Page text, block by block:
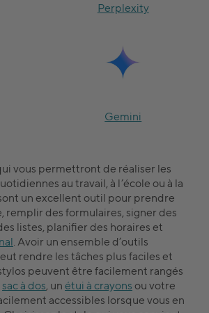
Perplexity
Gemini
vous permettront de réaliser les
au travail, à l’école ou à la
un excellent outil pour prendre
remplir des formulaires, signer des
listes, planifier des horaires et
. Avoir un ensemble d’outils
rendre les tâches plus faciles et
peuvent être facilement rangés
sac à dos , un étui à crayons ou votre
accessibles lorsque vous en